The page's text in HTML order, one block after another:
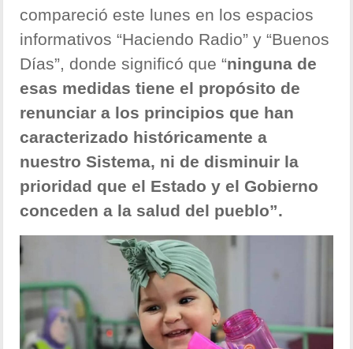
compareció este lunes en los espacios
informativos “Haciendo Radio” y “Buenos
Días”, donde significó que “ninguna de
esas medidas tiene el propósito de
renunciar a los principios que han
caracterizado históricamente a
nuestro Sistema, ni de disminuir la
prioridad que el Estado y el Gobierno
conceden a la salud del pueblo”.